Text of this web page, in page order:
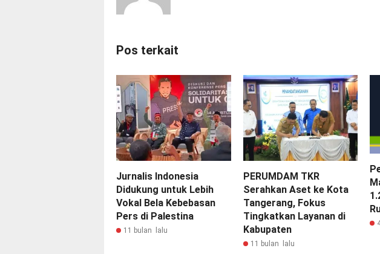
Pos terkait
Jurnalis Indonesia
Didukung untuk Lebih
Vokal Bela Kebebasan
Pers di Palestina
11 bulan lalu
PERUMDAM TKR
Serahkan Aset ke Kota
Tangerang, Fokus
Tingkatkan Layanan di
Kabupaten
11 bulan lalu